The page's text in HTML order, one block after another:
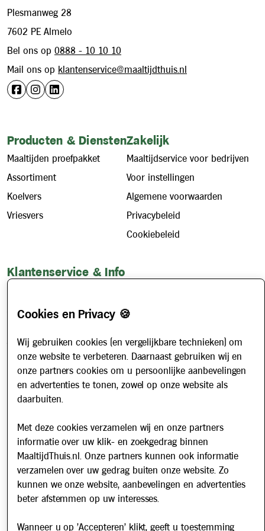
Plesmanweg 28
7602 PE Almelo
Bel ons op 0888 - 10 10 10
Mail ons op klantenservice@maaltijdthuis.nl
Producten & Diensten
Maaltijden proefpakket
Assortiment
Koelvers
Vriesvers
Zakelijk
Maaltijdservice voor bedrijven
Voor instellingen
Algemene voorwaarden
Privacybeleid
Cookiebeleid
Klantenservice & Info
Account aanvragen
Veelgestelde vragen
Over ons
Werken bij
Nieuws
Nieuwsbrief
Schrijf u in voor onze nieuwsbrief en blijf op de hoogte van
updates over Maaltijd Thuis!
E-mailadres
Cookies en Privacy 🍪
Wij gebruiken cookies (en vergelijkbare technieken) om
onze website te verbeteren. Daarnaast gebruiken wij en
onze partners cookies om u persoonlijke aanbevelingen
en advertenties te tonen, zowel op onze website als
daarbuiten.
Met deze cookies verzamelen wij en onze partners
informatie over uw klik- en zoekgedrag binnen
MaaltijdThuis.nl. Onze partners kunnen ook informatie
verzamelen over uw gedrag buiten onze website. Zo
kunnen we onze website, aanbevelingen en advertenties
beter afstemmen op uw interesses.
Wanneer u op 'Accepteren' klikt, geeft u toestemming